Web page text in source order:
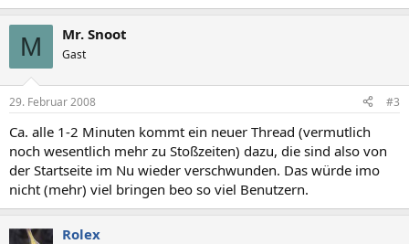
M Mr. Snoot
Gast
29. Februar 2008 #3
Ca. alle 1-2 Minuten kommt ein neuer Thread (vermutlich
noch wesentlich mehr zu Stoßzeiten) dazu, die sind also von
der Startseite im Nu wieder verschwunden. Das würde imo
nicht (mehr) viel bringen beo so viel Benutzern.
Rolex